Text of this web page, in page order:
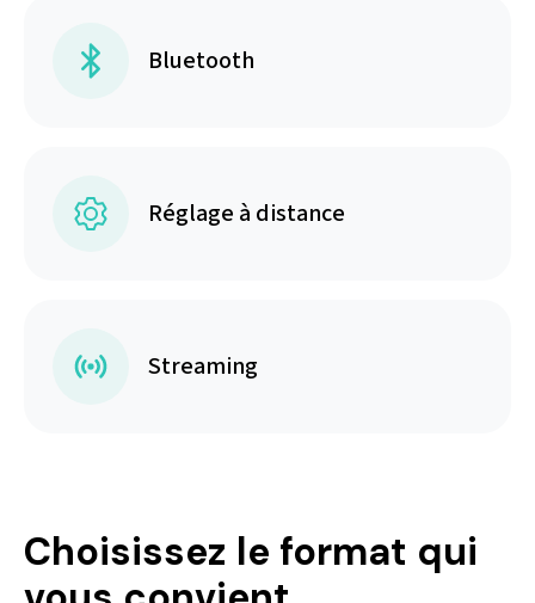
Bluetooth
Réglage à distance
Streaming
Choisissez le format qui